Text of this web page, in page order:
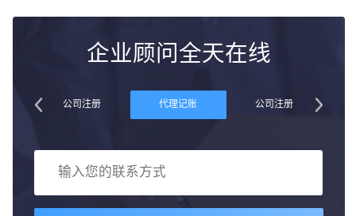
企业顾问全天在线
公司注册 代理记账 公司注册